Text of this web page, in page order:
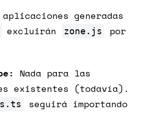
aplicaciones generadas
excluirán zone.js
por
Nada para las
existentes (todavía).
seguirá importando